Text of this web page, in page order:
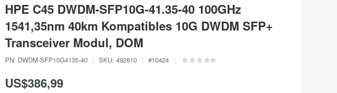
HPE C45 DWDM-SFP10G-41.35-40 100GHz
1541,35nm 40km Kompatibles 10G DWDM SFP+
Transceiver Modul, DOM
PN: DWDM-SFP10G4135-40 | SKU: 492610 | #10424 |
US$386,99